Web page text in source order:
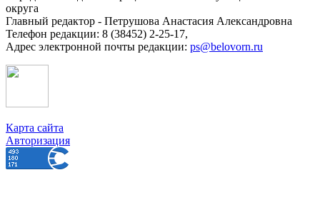
округа
Главный редактор - Петрушова Анастасия Александровна
Телефон редакции: 8 (38452) 2-25-17,
Адрес электронной почты редакции: ps@belovorn.ru
Карта сайта
Авторизация